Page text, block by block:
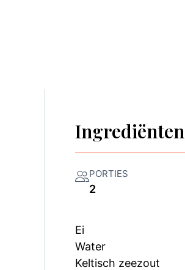
Ingrediënten
PORTIES
2
Ei
Water
Keltisch zeezout